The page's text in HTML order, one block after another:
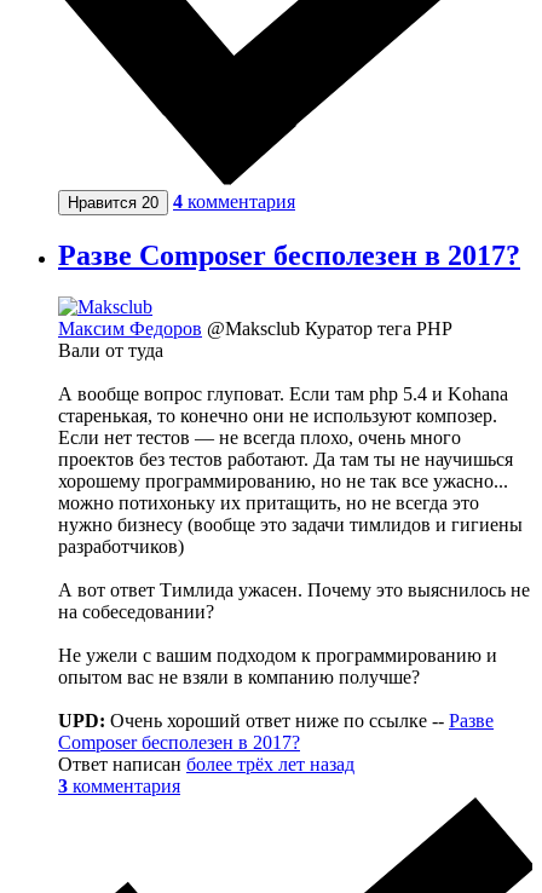
Нравится 20 4 комментария
Разве Composer бесполезен в 2017?
Максим Федоров @Maksclub Куратор тега PHP
Вали от туда
А вообще вопрос глуповат. Если там php 5.4 и Kohana
старенькая, то конечно они не используют композер.
Если нет тестов — не всегда плохо, очень много
проектов без тестов работают. Да там ты не научишься
хорошему программированию, но не так все ужасно...
можно потихоньку их притащить, но не всегда это
нужно бизнесу (вообще это задачи тимлидов и гигиены
разработчиков)
А вот ответ Тимлида ужасен. Почему это выяснилось не
на собеседовании?
Не ужели с вашим подходом к программированию и
опытом вас не взяли в компанию получше?
UPD: Очень хороший ответ ниже по ссылке -- Разве
Composer бесполезен в 2017?
Ответ написан более трёх лет назад
3 комментария